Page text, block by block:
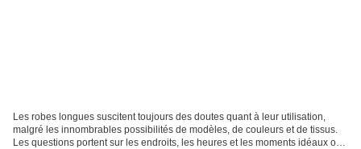
Les robes longues suscitent toujours des doutes quant à leur utilisation,
malgré les innombrables possibilités de modèles, de couleurs et de tissus.
Les questions portent sur les endroits, les heures et les moments idéaux où